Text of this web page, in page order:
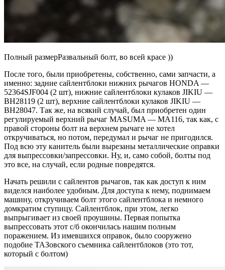
Полный размерРазвальный болт, во всей красе ))
После того, были приобретены, собственно, сами запчасти, а
именно: задние сайлентблоки нижних рычагов HONDA —
52364SJF004 (2 шт), нижние сайлентблоки кулаков JIKIU —
BH28119 (2 шт), верхние сайлентблоки кулаков JIKIU —
BH28047. Так же, на всякий случай, был приобретен один
регулируемый верхний рычаг MASUMA — MA116, так как, с
правой стороны болт на верхнем рычаге не хотел
откручиваться, но потом, передумал и рычаг не пригодился.
Под всю эту канитель были вырезаны металлические оправки
для выпрессовки/запрессовки. Ну, и, само собой, болты под
это все, на случай, если родные повредятся.
Начать решили с сайлентов рычагов, так как доступ к ним
виделся наиболее удобным. Для доступа к нему, поднимаем
машину, откручиваем болт этого сайлентблока и немного
домкратим ступицу. Сайлентблок, при этом, легко
выпрыгивает из своей проушины. Первая попытка
выпрессовать этот с/б окончилась нашим полным
поражением. Из имевшихся оправок, было сооружено
подобие ТАЗовского съемника сайлентблоков (это тот,
который с болтом)